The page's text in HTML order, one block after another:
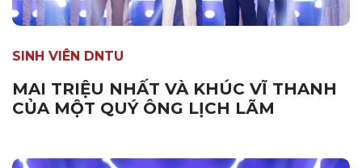
SINH VIÊN DNTU
MAI TRIỆU NHẤT VÀ KHÚC VĨ THANH
CỦA MỘT QUÝ ÔNG LỊCH LÃM